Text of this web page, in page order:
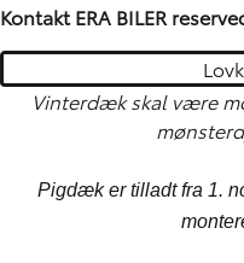
Kontakt ERA BILER
Vinterdæk skal være
Pigdæk er tilladt fra 1.